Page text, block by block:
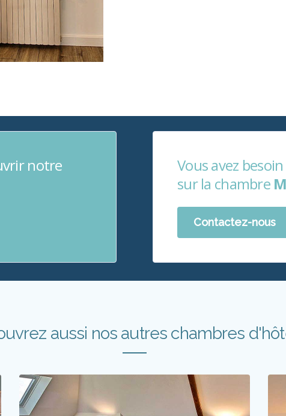
notre
Vous avez
sur la chambre
Contactez-nous
aussi nos autres chambres